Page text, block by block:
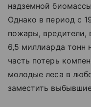
надземной
Однако в период с
пожары, вредители,
6,5 миллиарда тонн
часть потерь
молодые леса в
заместить